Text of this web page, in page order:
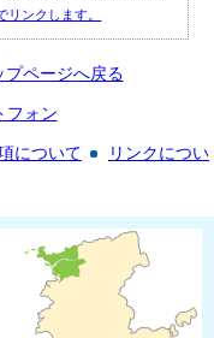
リンクします。
プページへ戻る
フォン
について
リンクについ